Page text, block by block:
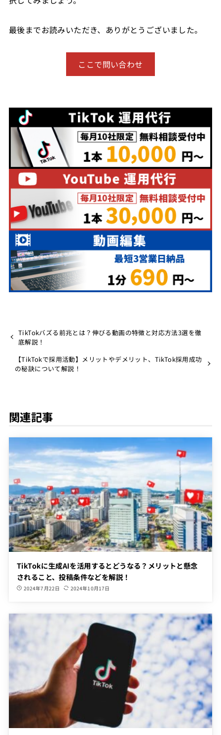
最後までお読みいただき、ありがとうございました。
ここで問い合わせ
TikTokバズる前兆とは？伸びる動画の特徴と対応方法3選を徹
底解説！
【TikTokで採用活動】メリットやデメリット、TikTok採用成功
の秘訣について解説！
関連記事
TikTokに生成AIを活用するとどうなる？メリットと懸念
されること、投稿条件などを解説！
2024年7月22日 2024年10月17日